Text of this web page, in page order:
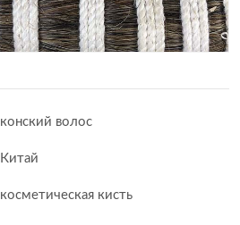
конский волос
Китай
косметическая кисть